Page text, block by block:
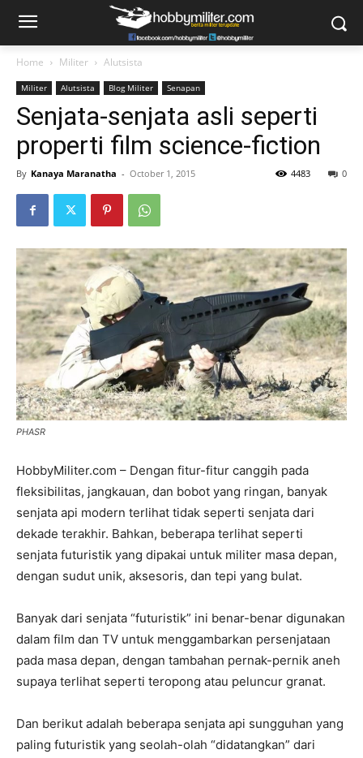
Home Militer Alutsista
Militer Alutsista Blog Militer Senapan
Senjata-senjata asli seperti
properti film science-fiction
By Kanaya Maranatha - October 1, 2015 0
4483
PHASR
HobbyMiliter.com – Dengan fitur-fitur canggih pada
fleksibilitas, jangkauan, dan bobot yang ringan, banyak
senjata api modern terlihat tidak seperti senjata dari
dekade terakhir. Bahkan, beberapa terlihat seperti
senjata futuristik yang dipakai untuk militer masa depan,
dengan sudut unik, aksesoris, dan tepi yang bulat.
Banyak dari senjata “futuristik” ini benar-benar digunakan
dalam film dan TV untuk menggambarkan persenjataan
pada masa depan, dengan tambahan pernak-pernik aneh
supaya terlihat seperti teropong atau peluncur granat.
Dan berikut adalah beberapa senjata api sungguhan yang
paling futuristik yang seolah-olah “didatangkan” dari